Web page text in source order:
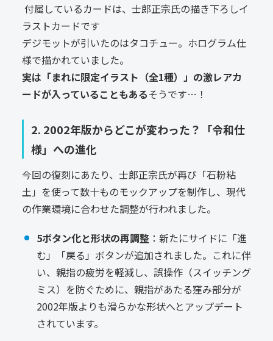
付属しているカードは、士郎正宗氏の描き下ろしイ
ラストカードです
デジモットが引いたのはタコチュー。ホログラム仕
様で描かれていました。
実は「まれに限定イラスト（全1種）」の激レアカ
ードが入っていることもあるそうです…！
2. 2002年版からどこが変わった？「令和仕
様」への進化
今回の復刻にあたり、士郎正宗氏が再び「石粉粘
土」を使って数十ものモックアップを制作し、現代
の作業環境に合わせた調整が行われました。
5ボタン化と形状の再調整 ：新たにサイドに「進
む」「戻る」ボタンが追加されました。これに伴
い、親指の疲労を軽減し、誤操作（スイッチング
ミス）を防ぐために、親指があたる窪み部分が
2002年版よりも滑らかな形状へとアップデート
されています。